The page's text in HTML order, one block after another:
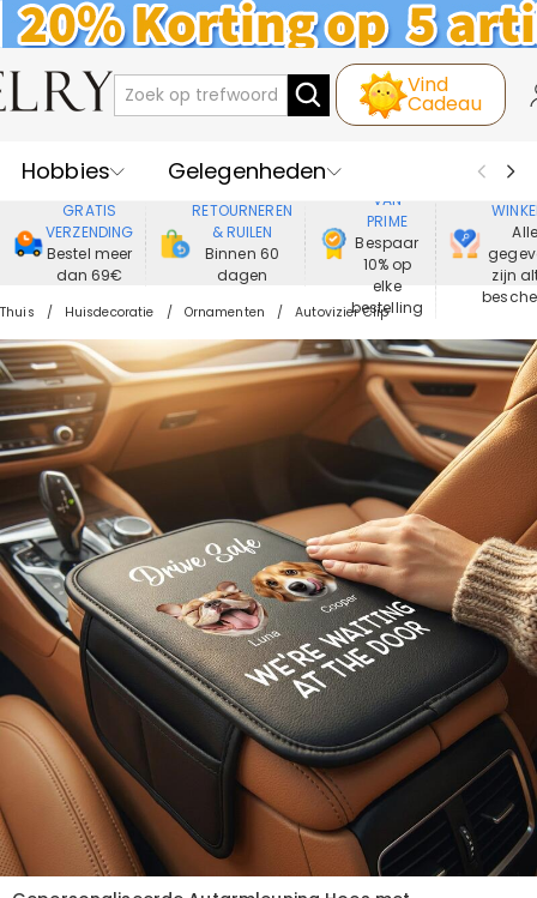
Vind
Cadeau
Hobbies
Gelegenheden
Recipienten
Best Verkochte
Nieuwe
Juwelen
Wonen&Leven
Kleding
GRATIS
VERZENDING
Bestel meer
dan 69€
RETOURNEREN
& RUILEN
Binnen 60
dagen
VAN
PRIME
Bespaar
10% op
elke
bestelling
Alle
zijn
Thuis Huisdecoratie Ornamenten Autovizier Clip